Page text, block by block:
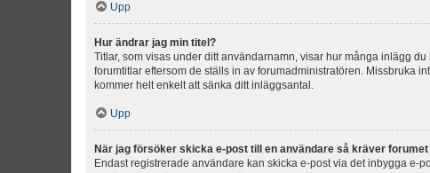
Upp
Hur ändrar jag min titel?
Titlar, som visas under ditt användarnamn, visar hur många inlägg
forumtitlar eftersom de ställs in av forumadministratören. Missbruka
kommer helt enkelt att sänka ditt inläggsantal.
Upp
När jag försöker skicka e-post till en användare så kräver
Endast registrerade användare kan skicka e-post via det inbygga e-